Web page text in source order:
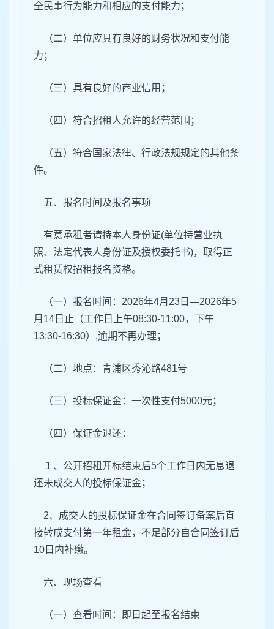
全民事行为能力和相应的支付能力；
（二）单位应具有良好的财务状况和支付能
力；
（三）具有良好的商业信用；
（四）符合招租人允许的经营范围；
（五）符合国家法律、行政法规规定的其他条
件。
五、报名时间及报名事项
有意承租者请持本人身份证(单位持营业执
照、法定代表人身份证及授权委托书)，取得正
式租赁权招租报名资格。
（一）报名时间：2026年4月23日—2026年5
月14日止（工作日上午08:30-11:00，下午
13:30-16:30）,逾期不再办理；
（二）地点：青浦区秀沁路481号
（三）投标保证金：一次性支付5000元；
（四）保证金退还：
１、公开招租开标结束后5个工作日内无息退
还未成交人的投标保证金；
2、成交人的投标保证金在合同签订备案后直
接转成支付第一年租金，不足部分自合同签订后
10日内补缴。
六、现场查看
（一）查看时间：即日起至报名结束